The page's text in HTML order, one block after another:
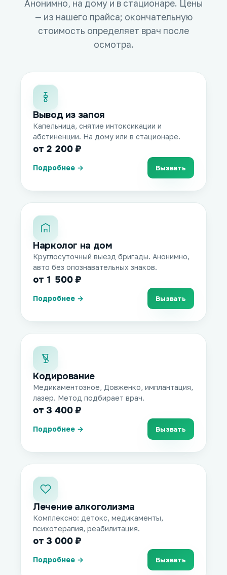
Анонимно, на дому и в стационаре. Цены
— из нашего прайса; окончательную
стоимость определяет врач после
осмотра.
Вывод из запоя
Капельница, снятие интоксикации и
абстиненции. На дому или в стационаре.
от 2 200 ₽
Подробнее → Вызвать
Нарколог на дом
Круглосуточный выезд бригады. Анонимно,
авто без опознавательных знаков.
от 1 500 ₽
Подробнее → Вызвать
Кодирование
Медикаментозное, Довженко, имплантация,
лазер. Метод подбирает врач.
от 3 400 ₽
Подробнее → Вызвать
Лечение алкоголизма
Комплексно: детокс, медикаменты,
психотерапия, реабилитация.
от 3 000 ₽
Подробнее → Вызвать